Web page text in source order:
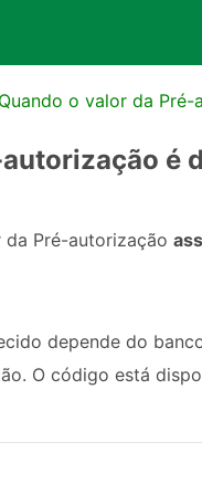
Quando o valor da
é
Pré-autorização
depende do
O código está